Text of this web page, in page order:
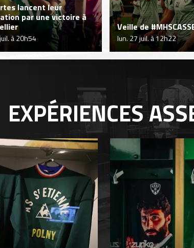
lancent leur
par une victoire à
à 20h54
Veille de
lun. 27 juil. à 12h22
EXPÉRIENCES